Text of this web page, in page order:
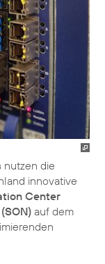
nutzen die
innovative
Center
auf dem